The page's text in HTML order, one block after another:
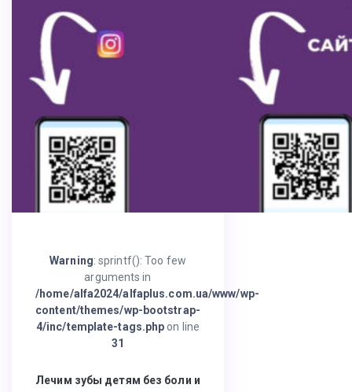
Warning: sprintf(): Too few
arguments in
/home/alfa2024/alfaplus.com.ua/www/wp-
content/themes/wp-bootstrap-
4/inc/template-tags.php on line
31
Лечим зубы детям без боли и